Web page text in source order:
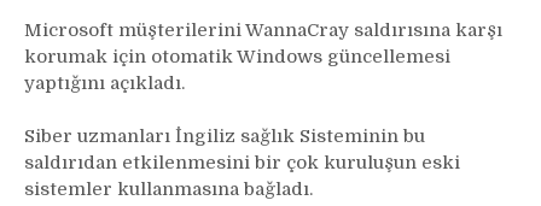
Microsoft müşterilerini WannaCray saldırısına karşı
korumak için otomatik Windows güncellemesi
yaptığını açıkladı.
Siber uzmanları İngiliz sağlık Sisteminin bu
saldırıdan etkilenmesini bir çok kuruluşun eski
sistemler kullanmasına bağladı.